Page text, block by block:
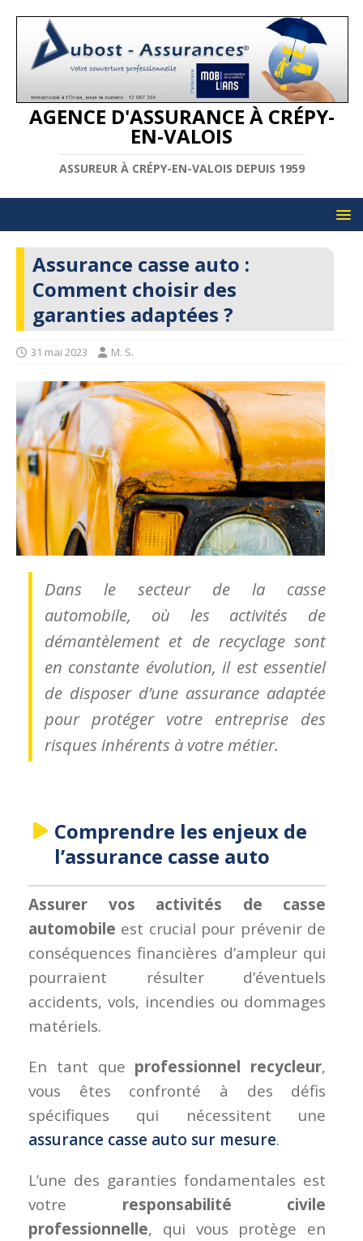
AGENCE D'ASSURANCE À CRÉPY-
EN-VALOIS
ASSUREUR À CRÉPY-EN-VALOIS DEPUIS 1959
Assurance casse auto :
Comment choisir des
garanties adaptées ?
31 mai 2023 M. S.
Dans le secteur de la casse
automobile, où les activités de
démantèlement et de recyclage sont
en constante évolution, il est essentiel
de disposer d’une assurance adaptée
pour protéger votre entreprise des
risques inhérents à votre métier.
Comprendre les enjeux de
l’assurance casse auto
Assurer vos activités de casse
automobile est crucial pour prévenir de
conséquences financières d’ampleur qui
pourraient résulter d’éventuels
accidents, vols, incendies ou dommages
matériels.
En tant que professionnel recycleur,
vous êtes confronté à des défis
spécifiques qui nécessitent une
assurance casse auto sur mesure.
L’une des garanties fondamentales est
votre responsabilité civile
professionnelle, qui vous protège en